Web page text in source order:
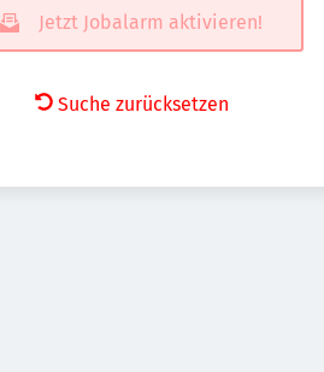
Jetzt Jobalarm aktivieren!
Suche zurücksetzen